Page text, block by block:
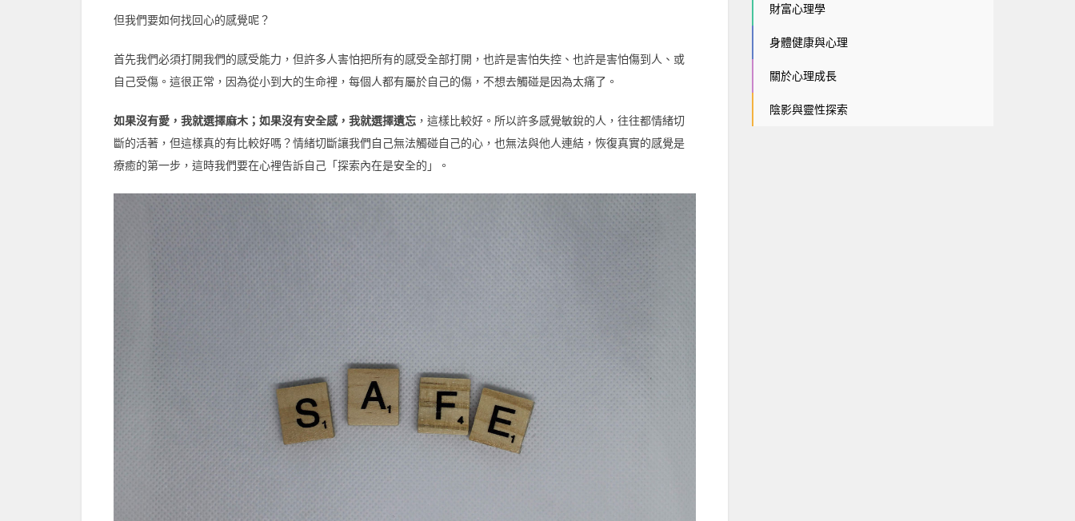
但我們要如何找回心的感覺呢？
首先我們必須打開我們的感受能力，但許多人害怕把所有的感受全部打開，也許是害怕失控、也許是害怕傷到人、或
自己受傷。這很正常，因為從小到大的生命裡，每個人都有屬於自己的傷，不想去觸碰是因為太痛了。
如果沒有愛，我就選擇麻木；如果沒有安全感，我就選擇遺忘 ，這樣比較好。所以許多感覺敏銳的人，往往都情緒切
斷的活著，但這樣真的有比較好嗎？情緒切斷讓我們自己無法觸碰自己的心，也無法與他人連結，恢復真實的感覺是
療癒的第一步，這時我們要在心裡告訴自己「探索內在是安全的」。
財富心理學
身體健康與心理
關於心理成長
陰影與靈性探索